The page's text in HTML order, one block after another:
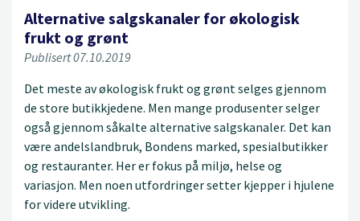
Alternative salgskanaler for økologisk
frukt og grønt
Publisert 07.10.2019
Det meste av økologisk frukt og grønt selges gjennom
de store butikkjedene. Men mange produsenter selger
også gjennom såkalte alternative salgskanaler. Det kan
være andelslandbruk, Bondens marked, spesialbutikker
og restauranter. Her er fokus på miljø, helse og
variasjon. Men noen utfordringer setter kjepper i hjulene
for videre utvikling.